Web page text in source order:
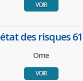
VOIR
état des risques 61
Orne
VOIR